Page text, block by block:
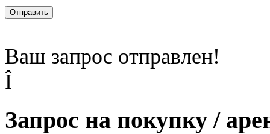
Отправить
Ваш запрос отправлен!
Î
Запрос на покупку /